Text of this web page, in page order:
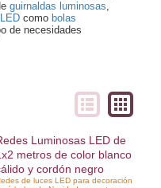
guirnaldas luminosas
como bolas
de necesidades
Luminosas LED de
metros de color blanco
y cordón negro
de luces LED para decoración